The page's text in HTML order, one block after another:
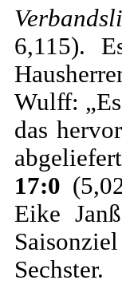
6,115).
Wulff:
das
17:0
Eike
Sechster.